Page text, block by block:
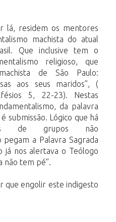
lá, residem os mentores
machista do atual
Que inclusive tem o
religioso, que
de São Paulo:
aos seus maridos”, (
5, 22-23). Nestas
da palavra
submissão. Lógico que há
de grupos não
a Palavra Sagrada
já nos alertava o Teólogo
não tem pé”.
que engolir este indigesto